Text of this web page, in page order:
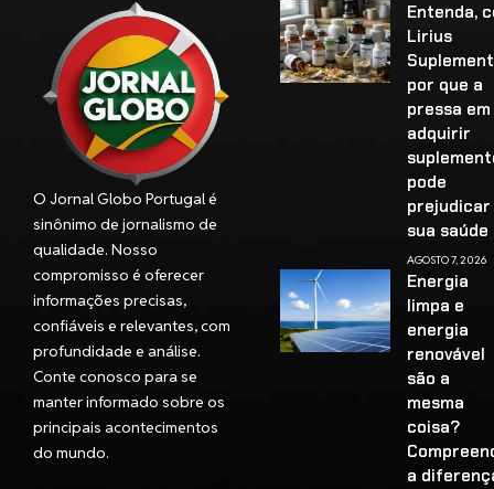
O Jornal Globo Portugal é
sinônimo de jornalismo de
qualidade. Nosso
compromisso é oferecer
informações precisas,
confiáveis e relevantes, com
profundidade e análise.
Conte conosco para se
manter informado sobre os
principais acontecimentos
do mundo.
Entenda,
Lirius
por que a
pressa em
adquirir
pode
prejudicar
sua
AGOSTO 7, 2026
Energia
limpa e
energia
renovável
são a
mesma
coisa?
a